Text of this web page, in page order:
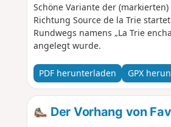
Schöne Variante der
Richtung Source de la Trie
Rundwegs namens „La Trie
angelegt wurde.
PDF herunterladen GPX
Der Vorhang von